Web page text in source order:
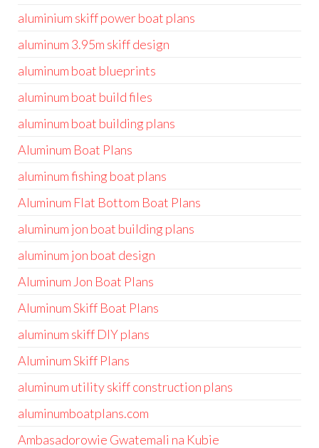
aluminium skiff power boat plans
aluminum 3.95m skiff design
aluminum boat blueprints
aluminum boat build files
aluminum boat building plans
Aluminum Boat Plans
aluminum fishing boat plans
Aluminum Flat Bottom Boat Plans
aluminum jon boat building plans
aluminum jon boat design
Aluminum Jon Boat Plans
Aluminum Skiff Boat Plans
aluminum skiff DIY plans
Aluminum Skiff Plans
aluminum utility skiff construction plans
aluminumboatplans.com
Ambasadorowie Gwatemali na Kubie